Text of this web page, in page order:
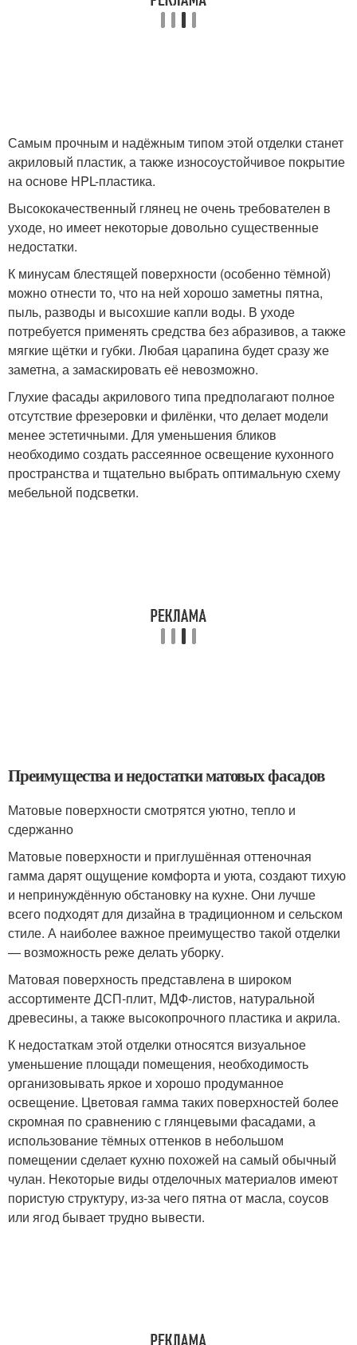
Самым прочным и надёжным типом этой отделки станет
акриловый пластик, а также износоустойчивое покрытие
на основе HPL-пластика.
Высококачественный глянец не очень требователен в
уходе, но имеет некоторые довольно существенные
недостатки.
К минусам блестящей поверхности (особенно тёмной)
можно отнести то, что на ней хорошо заметны пятна,
пыль, разводы и высохшие капли воды. В уходе
потребуется применять средства без абразивов, а также
мягкие щётки и губки. Любая царапина будет сразу же
заметна, а замаскировать её невозможно.
Глухие фасады акрилового типа предполагают полное
отсутствие фрезеровки и филёнки, что делает модели
менее эстетичными. Для уменьшения бликов
необходимо создать рассеянное освещение кухонного
пространства и тщательно выбрать оптимальную схему
мебельной подсветки.
Преимущества и недостатки матовых фасадов
Матовые поверхности смотрятся уютно, тепло и
сдержанно
Матовые поверхности и приглушённая оттеночная
гамма дарят ощущение комфорта и уюта, создают тихую
и непринуждённую обстановку на кухне. Они лучше
всего подходят для дизайна в традиционном и сельском
стиле. А наиболее важное преимущество такой отделки
— возможность реже делать уборку.
Матовая поверхность представлена в широком
ассортименте ДСП-плит, МДФ-листов, натуральной
древесины, а также высокопрочного пластика и акрила.
К недостаткам этой отделки относятся визуальное
уменьшение площади помещения, необходимость
организовывать яркое и хорошо продуманное
освещение. Цветовая гамма таких поверхностей более
скромная по сравнению с глянцевыми фасадами, а
использование тёмных оттенков в небольшом
помещении сделает кухню похожей на самый обычный
чулан. Некоторые виды отделочных материалов имеют
пористую структуру, из-за чего пятна от масла, соусов
или ягод бывает трудно вывести.